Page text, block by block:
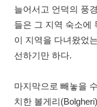
늘어서고 언덕의 풍
들은 그 지역 숙소에
이 지역을 다녀왔었
선하기만 하다.
마지막으로 빼놓을
치한 볼게리